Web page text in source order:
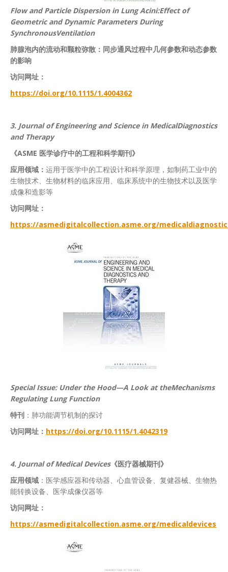
Flow and Particle Dispersion in Lung Acini:Effect of
Geometric and Dynamic Parameters During
SynchronousVentilation
肺腺泡内的流动和颗粒弥散：同步通风过程中几何参数和动态参数
的影响
访问网址：
https://doi.org/10.1115/1.4004362
3. Journal of Engineering and Science in MedicalDiagnostics
and Therapy
《ASME 医学诊疗中的工程和科学期刊》
应用领域： 运用于医学中的工程设计和科学原理，如制药工业中的
生物技术、生物材料的临床应用、临床系统中的生物技术以及医学
成像和造影等
访问网址：
https://asmedigitalcollection.asme.org/
Special Issue: Under the Hood—A Look at theMechanisms
Regulating Lung Function
特刊 ：肺功能调节机制的探讨
访问网址： https://doi.org/10.1115/1.4042319
4. Journal of Medical Devices《医疗器械期刊》
应用领域 ：医学感应器和传动器、心血管设备、复健器械、生物热
能转换设备、医学成像仪器等
访问网址：
https://asmedigitalcollection.asme.org/medicaldevices